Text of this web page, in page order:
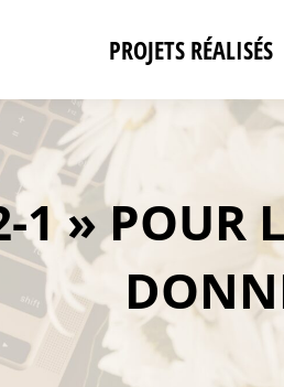
PROJETS RÉALISÉS
1 » POUR